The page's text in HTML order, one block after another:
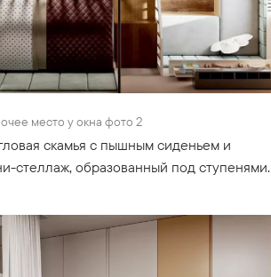
место у окна фото 2
скамья с пышным сиденьем и
стеллаж, образованный под ступенями.